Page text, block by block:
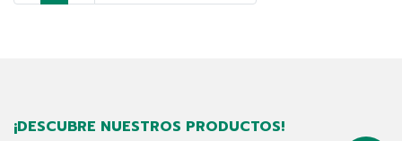
¡DESCUBRE NUESTROS PRODUCTOS!